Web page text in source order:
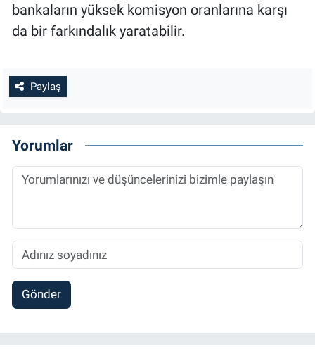
bankaların yüksek komisyon oranlarına karşı
da bir farkındalık yaratabilir.
Paylaş
Yorumlar
Gönder